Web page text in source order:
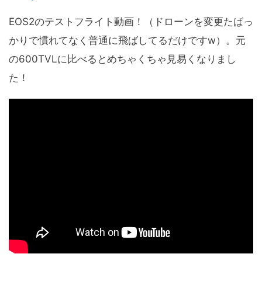
EOS2のテストフライト動画！（ドローンを変更たばっ
かりで慣れてなく普通に飛ばしてるだけですw）。元
の600TVLに比べるとめちゃくちゃ見易くなりまし
た！